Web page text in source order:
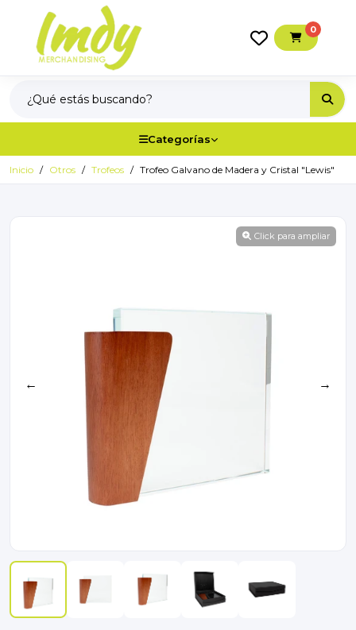
0
Categorías
Inicio Otros Trofeos Trofeo Galvano de Madera y Cristal "Lewis"
Click para ampliar
← →